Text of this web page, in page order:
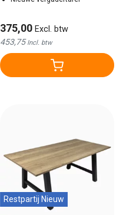
375,00 Excl. btw
453,75Incl. btw
Restpartij Nieuw